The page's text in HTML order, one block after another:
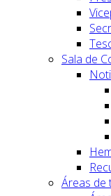
Sala de
Áreas de